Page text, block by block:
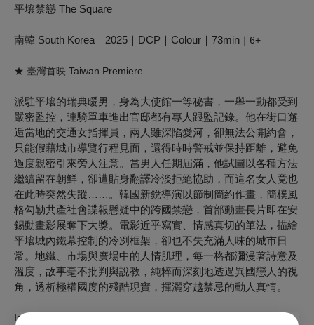
平壤禁戀 The Square
南韓 South Korea｜2025｜DCP｜Colour｜73min ｜6+
★ 臺灣首映 Taiwan Premiere
派駐平壤的瑞典暖男，身為大使館一等秘書，一舉一動都受到
嚴密監控，連騎單車進出官邸都有專人跟監記錄。他在街口邂
逅當地的交通女指揮員，兩人雖深陷愛河，卻無法公開約會，
只能假藉城市導覽行程見面，還得時時警戒並保持距離，避免
過度親密引來旁人注意。當男人任期屆滿，他試圖以各種方法
繼續留在朝鮮，卻遭貼身翻譯冷淡拒絕協助，而這名女人竟也
在此時突然失蹤……。韓國新銳導演以節制簡約作畫，簡樸風
格勾勒共產社會諜報懸疑中的跨國禁戀，首部動畫長片即在安
錫動畫影展奪下大獎。電影近乎寫實、情感真切的筆法，描繪
平壤城內鐵幕控制的冷冽框架，卻也不失充滿人味的城市日
常。地鐵、市場與廣場中的人情肌理，每一格都瀰漫著詩意及
溫度，故事毫不批判與說教，純粹而深刻地透過異國戀人的視
角，透析極權國度的殘酷現實，揮灑穿越禁忌的動人真情。
Isak Borg is the first secretary of the Swedish Embassy in